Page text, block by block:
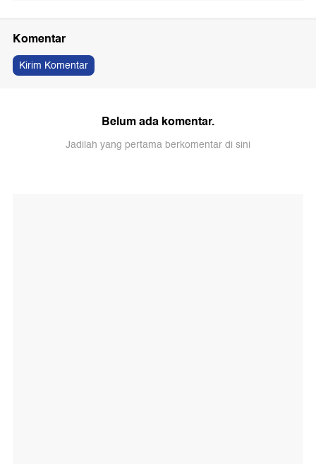
Komentar
Kirim Komentar
Belum ada komentar.
Jadilah yang pertama berkomentar di sini